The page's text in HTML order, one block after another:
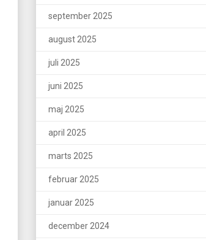
september 2025
august 2025
juli 2025
juni 2025
maj 2025
april 2025
marts 2025
februar 2025
januar 2025
december 2024